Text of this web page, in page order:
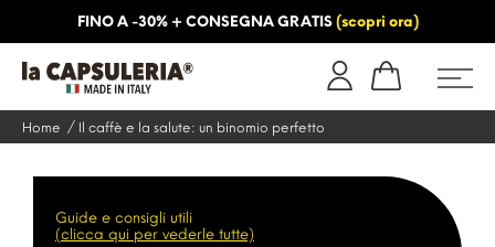
FINO A -30% + CONSEGNA GRATIS (scopri ora)
Home Il caffè e la salute: un binomio perfetto
Guide e consigli utili
(clicca qui per vederle tutte)